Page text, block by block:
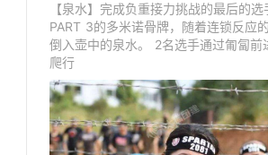
【泉水】完成负重接力挑战的最后的
PART 3的多米诺骨牌，随着连锁反应
倒入壶中的泉水。 2名选手通过匍匐前
爬行